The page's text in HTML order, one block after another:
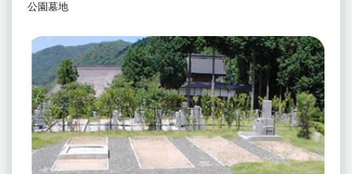
公園墓地